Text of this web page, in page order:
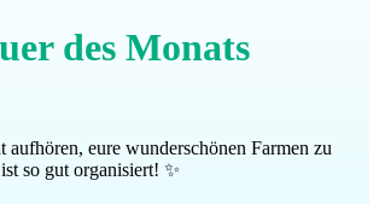
des Monats
eure wunderschönen Farmen zu
so gut organisiert! ✨